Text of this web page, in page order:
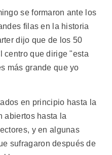
se formaron ante los
filas en la historia
dijo que de los 50
centro que dirige "esta
más grande que yo
en principio hasta la
abiertos hasta la
y en algunas
sufragaron después de